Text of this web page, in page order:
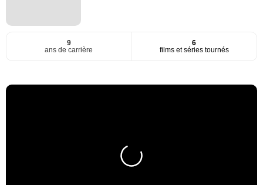
9
ans de carrière
6
films et séries tournés